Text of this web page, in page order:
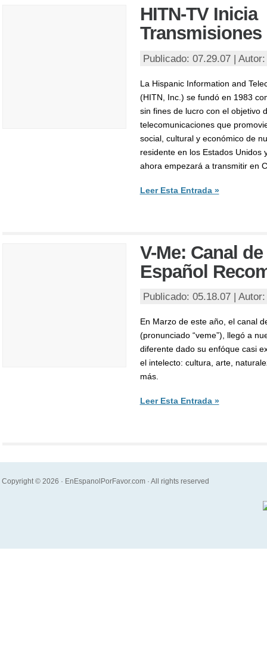
HITN-TV Inicia
Transmisiones
Publicado: 07.29.07 |
La Hispanic Information and
(HITN, Inc.) se fundó en 1983
sin fines de lucro con el objetivo
telecomunicaciones que
social, cultural y económico de
residente en los Estados Unidos
ahora empezará a transmitir en
Leer Esta Entrada »
V-Me: Canal
Español
Publicado: 05.18.07 |
En Marzo de este año, el canal
(pronunciado “veme”), llegó a
diferente dado su enfóque casi
el intelecto: cultura, arte,
más.
Leer Esta Entrada »
Copyright © 2026 · EnEspanolPorFavor.com · All rights reserved